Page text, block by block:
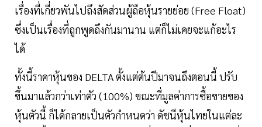
เรื่องที่เกี่ยวพันไปถึงสัดส่วนผู้ถือหุ้นรายย่อย (Free Float)
ซึ่งเป็นเรื่องที่ถูกพูดถึงกันมานาน แต่ก็ไม่เคยจะแก้อะไร
ได้
ทั้งนี้ราคาหุ้นของ DELTA ตั้งแต่ต้นปีมาจนถึงตอนนี้ ปรับ
ขึ้นมาแล้วกว่าเท่าตัว (100%) ขณะที่มูลค่าการซื้อขายของ
หุ้นตัวนี้ ก็ได้กลายเป็นตัวกำหนดว่า ดัชนีหุ้นไทยในแต่ละ